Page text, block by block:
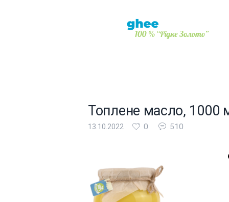
Топлене масло, 1000
13.10.2022 0 510